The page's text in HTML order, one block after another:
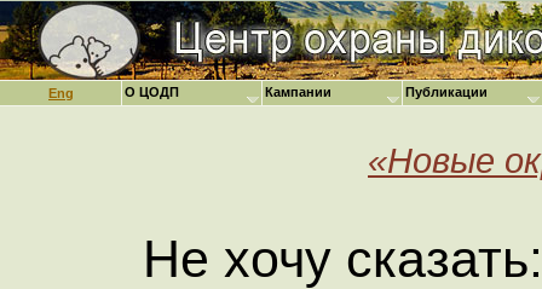
Eng
«Новые
Не хочу
О ЦОДП Кампании Публикации